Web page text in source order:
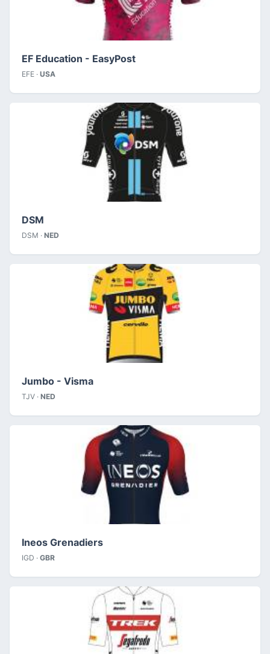
EF Education - EasyPost
EFE · USA
DSM
DSM · NED
Jumbo - Visma
TJV · NED
Ineos Grenadiers
IGD · GBR